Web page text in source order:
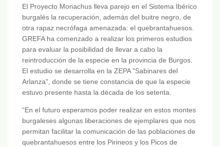
El Proyecto Monachus lleva parejo en el Sistema Ibérico
burgalés la recuperación, además del buitre negro, de
otra rapaz necrófaga amenazada: el quebrantahuesos.
GREFA ha comenzado a realizar los primeros estudios
para evaluar la posibilidad de llevar a cabo la
reintroducción de la especie en la provincia de Burgos.
El estudio se desarrolla en la ZEPA "Sabinares del
Arlanza", donde se tiene constancia de que la especie
estuvo presente hasta la década de los setenta.
“En el futuro esperamos poder realizar en estos montes
burgaleses algunas liberaciones de ejemplares que nos
permitan facilitar la comunicación de las poblaciones de
quebrantahuesos entre los Pirineos y los Picos de